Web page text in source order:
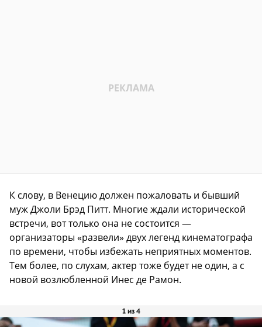
К слову, в Венецию должен пожаловать и бывший
муж Джоли Брэд Питт. Многие ждали исторической
встречи, вот только она не состоится —
организаторы «развели» двух легенд кинематографа
по времени, чтобы избежать неприятных моментов.
Тем более, по слухам, актер тоже будет не один, а с
новой возлюбленной Инес де Рамон.
1 из 4